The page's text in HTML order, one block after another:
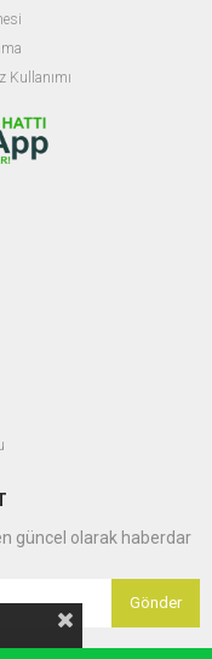
Kullanımı
güncel olarak haberdar
Gönder